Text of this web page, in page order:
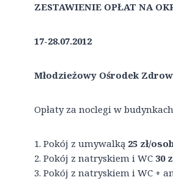
ZESTAWIENIE OPŁAT NA
17-28.07.2012
Młodzieżowy Ośrodek
Opłaty za noclegi w
1. Pokój z umywalką 25 zł/
2. Pokój z natryskiem i WC 30
3. Pokój z natryskiem i WC +